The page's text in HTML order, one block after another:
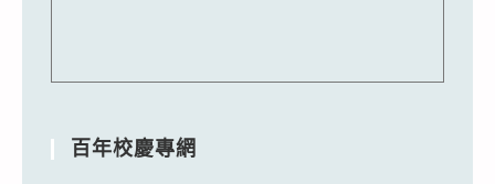
百年校慶專網